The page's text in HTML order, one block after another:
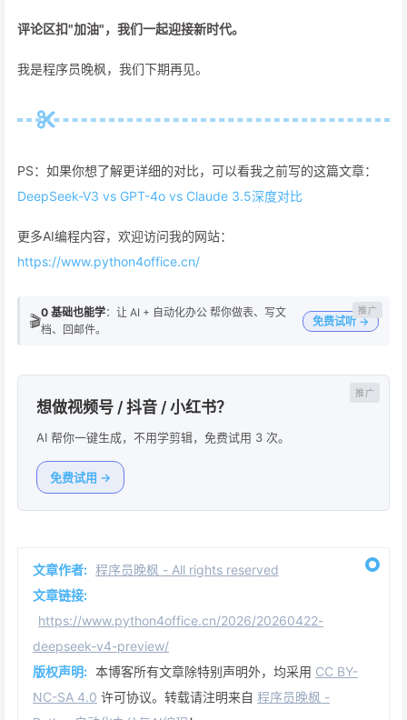
评论区扣"加油"，我们一起迎接新时代。
我是程序员晚枫，我们下期再见。
PS：如果你想了解更详细的对比，可以看我之前写的这篇文章：
DeepSeek-V3 vs GPT-4o vs Claude 3.5深度对比
更多AI编程内容，欢迎访问我的网站：
https://www.python4office.cn/
🎬0 基础也能学：让 AI + 自动化办公 帮你做表、写文
档、回邮件。
免费试听 →
想做视频号 / 抖音 / 小红书？
AI 帮你一键生成，不用学剪辑，免费试用 3 次。
免费试用 →
文章作者: 程序员晚枫 - All rights reserved
文章链接:
https://www.python4office.cn/2026/20260422-
deepseek-v4-preview/
版权声明: 本博客所有文章除特别声明外，均采用 CC BY-
NC-SA 4.0 许可协议。转载请注明来自 程序员晚枫 -